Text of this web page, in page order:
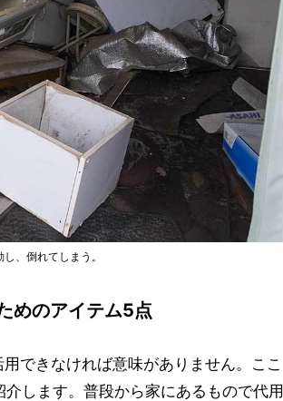
、倒れてしまう。
めのアイテム5点
できなければ意味がありません。ここ
します。普段から家にあるもので代用